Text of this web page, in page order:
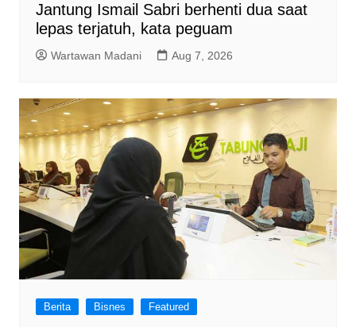
Jantung Ismail Sabri berhenti dua saat
lepas terjatuh, kata peguam
Wartawan Madani Aug 7, 2026
Berita Bisnes Featured